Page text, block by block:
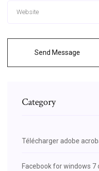
Send Message
Category
Télécharger adobe
Facebook for windows 7